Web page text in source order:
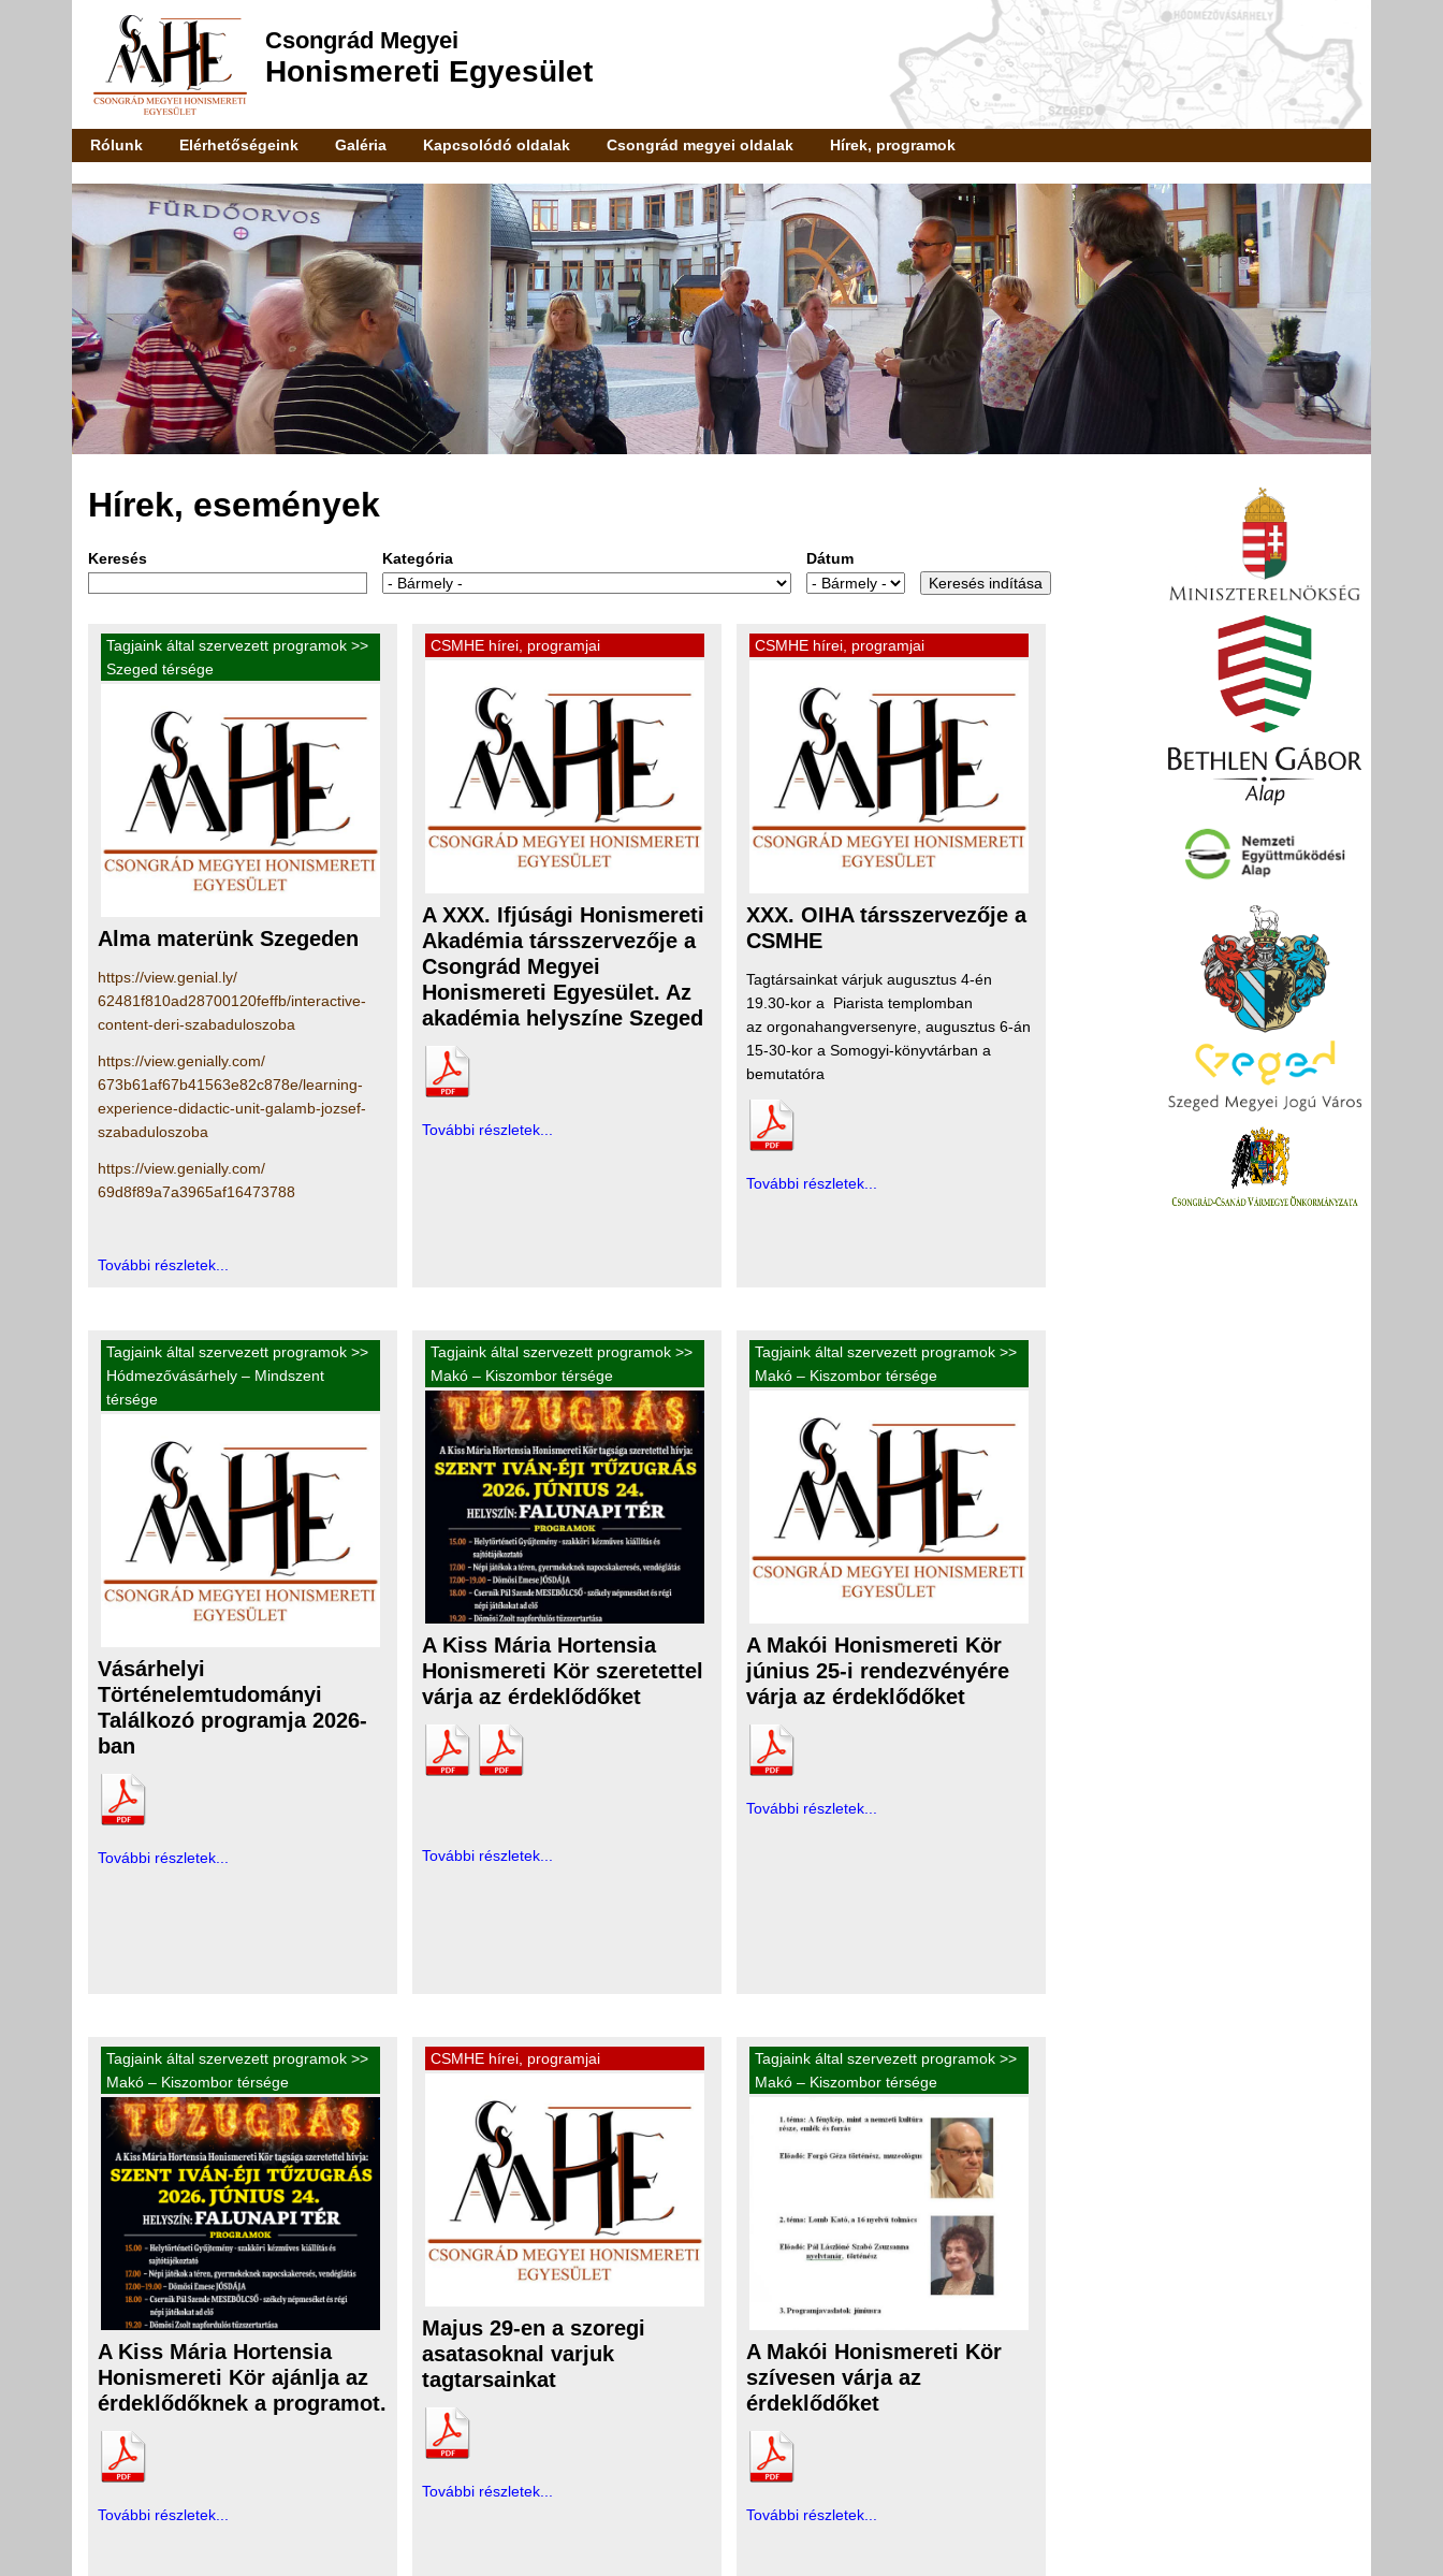
Csongrád Megyei
Honismereti Egyesület
Rólunk Elérhetőségeink Galéria Kapcsolódó oldalak Csongrád megyei oldalak Hírek, programok
Hírek, események
Keresés Kategória Dátum
Tagjaink által szervezett programok >>
Szeged térsége
Alma materünk Szegeden
https://view.genial.ly/
62481f810ad28700120feffb/interactive-
content-deri-szabaduloszoba
https://view.genially.com/
673b61af67b41563e82c878e/learning-
experience-didactic-unit-galamb-jozsef-
szabaduloszoba
https://view.genially.com/
69d8f89a7a3965af16473788
További részletek...
CSMHE hírei, programjai
A XXX. Ifjúsági Honismereti
Akadémia társszervezője a
Csongrád Megyei
Honismereti Egyesület. Az
akadémia helyszíne Szeged
További részletek...
CSMHE hírei, programjai
XXX. OIHA társszervezője a
CSMHE
Tagtársainkat várjuk augusztus 4-én
19.30-kor a Piarista templomban
az orgonahangversenyre, augusztus 6-án
15-30-kor a Somogyi-könyvtárban a
bemutatóra
További részletek...
Tagjaink által szervezett programok >>
Hódmezővásárhely – Mindszent
térsége
Vásárhelyi
Történelemtudományi
Találkozó programja 2026-
ban
További részletek...
Tagjaink által szervezett programok >>
Makó – Kiszombor térsége
A Kiss Mária Hortensia
Honismereti Kör szeretettel
várja az érdeklődőket
További részletek...
Tagjaink által szervezett programok >>
Makó – Kiszombor térsége
A Makói Honismereti Kör
június 25-i rendezvényére
várja az érdeklődőket
További részletek...
Tagjaink által szervezett programok >>
Makó – Kiszombor térsége
A Kiss Mária Hortensia
Honismereti Kör ajánlja az
érdeklődőknek a programot.
További részletek...
CSMHE hírei, programjai
Majus 29-en a szoregi
asatasoknal varjuk
tagtarsainkat
További részletek...
Tagjaink által szervezett programok >>
Makó – Kiszombor térsége
A Makói Honismereti Kör
szívesen várja az
érdeklődőket
További részletek...